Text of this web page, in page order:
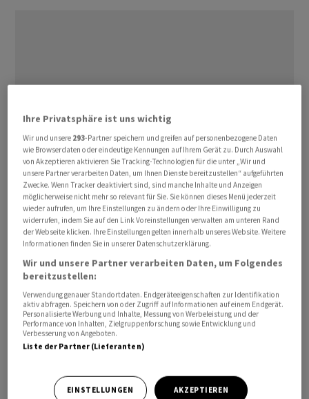
"Infolge der Explosion wurden die Anlage, die
zugehörigen Raketen und das Bedienungspersonal
komplett vernichtet", teilte der Geheimdienst am
Mittwoch mit.
Dazu wurden Drohnenaufnahmen veröffentlicht, die die
Explosion auf der Landzunge Tarchankut am
westlichsten Ende der Halbinsel zeigen sollen. In
Ihre Privatsphäre ist uns wichtig
Wir und unsere 293-Partner speichern und greifen auf personenbezogene Daten
wie Browserdaten oder eindeutige Kennungen auf Ihrem Gerät zu. Durch Auswahl
von Akzeptieren aktivieren Sie Tracking-Technologien für die unter „Wir und
unsere Partner verarbeiten Daten, um Ihnen Dienste bereitzustellen“ aufgeführten
Zwecke. Wenn Tracker deaktiviert sind, sind manche Inhalte und Anzeigen
möglicherweise nicht mehr so relevant für Sie. Sie können dieses Menü jederzeit
wieder aufrufen, um Ihre Einstellungen zu ändern oder Ihre Einwilligung zu
widerrufen, indem Sie auf den Link Voreinstellungen verwalten am unteren Rand
der Webseite klicken. Ihre Einstellungen gelten innerhalb unseres Website. Weitere
Informationen finden Sie in unserer Datenschutzerklärung.
Wir und unsere Partner verarbeiten Daten, um Folgendes
bereitzustellen:
Verwendung genauer Standortdaten. Endgeräteeigenschaften zur Identifikation
aktiv abfragen. Speichern von oder Zugriff auf Informationen auf einem Endgerät.
Personalisierte Werbung und Inhalte, Messung von Werbeleistung und der
Performance von Inhalten, Zielgruppenforschung sowie Entwicklung und
Verbesserung von Angeboten.
Liste der Partner (Lieferanten)
EINSTELLUNGEN AKZEPTIEREN